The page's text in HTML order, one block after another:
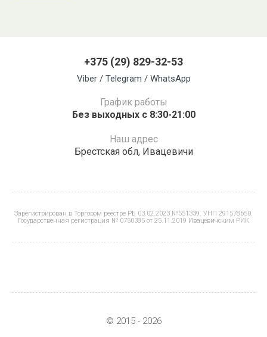
+375 (29) 829-32-53
Viber / Telegram / WhatsApp
График работы
Без выходных с 8:30-21:00
Наш адрес
Брестская обл, Ивацевичи
Зарегистрирован в Торговом реестре РБ 03.02.2023 №551339. УНП 291578650.
Государственная регистрация № 0750385 от 25.11.2019 Ивацевичским РИК
© 2015 - 2026